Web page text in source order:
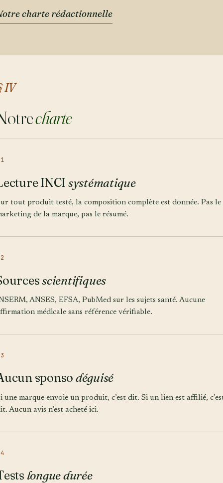
charte rédactionnelle
IV
charte
INCI systématique
tout produit testé, la composition complète est donnée. Pas le
de la marque, pas le résumé.
scientifiques
ANSES, EFSA, PubMed sur les sujets santé. Aucune
médicale sans référence vérifiable.
sponso déguisé
une marque envoie un produit, c’est dit. Si un lien est affilié,
Aucun avis n’est acheté ici.
longue durée